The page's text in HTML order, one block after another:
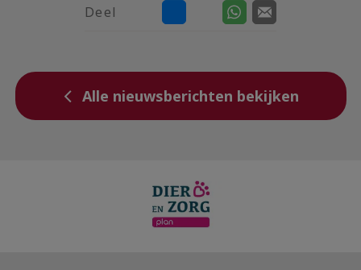
Deel
Alle nieuwsberichten bekijken